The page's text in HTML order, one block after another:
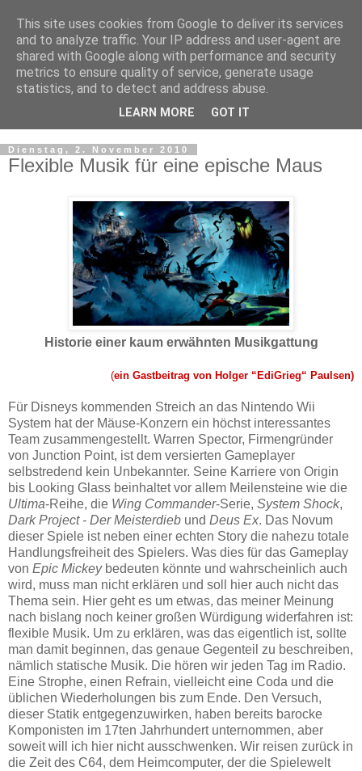
Dienstag, 2. November 2010
Flexible Musik für eine epische Maus
Historie einer kaum erwähnten Musikgattung
(ein Gastbeitrag von Holger “EdiGrieg“ Paulsen)
Für Disneys kommenden Streich an das Nintendo Wii
System hat der Mäuse-Konzern ein höchst interessantes
Team zusammengestellt. Warren Spector, Firmengründer
von Junction Point, ist dem versierten Gameplayer
selbstredend kein Unbekannter. Seine Karriere von Origin
bis Looking Glass beinhaltet vor allem Meilensteine wie die
Ultima-Reihe, die Wing Commander-Serie, System Shock,
Dark Project - Der Meisterdieb und Deus Ex. Das Novum
dieser Spiele ist neben einer echten Story die nahezu totale
Handlungsfreiheit des Spielers. Was dies für das Gameplay
von Epic Mickeybedeuten könnte und wahrscheinlich auch
wird, muss man nicht erklären und soll hier auch nicht das
Thema sein. Hier geht es um etwas, das meiner Meinung
nach bislang noch keiner großen Würdigung widerfahren ist:
flexible Musik. Um zu erklären, was das eigentlich ist, sollte
man damit beginnen, das genaue Gegenteil zu beschreiben,
nämlich statische Musik. Die hören wir jeden Tag im Radio.
Eine Strophe, einen Refrain, vielleicht eine Coda und die
üblichen Wiederholungen bis zum Ende. Den Versuch,
dieser Statik entgegenzuwirken, haben bereits barocke
Komponisten im 17ten Jahrhundert unternommen, aber
soweit will ich hier nicht ausschwenken. Wir reisen zurück in
die Zeit des C64, dem Heimcomputer, der die Spielewelt
This site uses cookies from Google to deliver its services
and to analyze traffic. Your IP address and user-agent are
shared with Google along with performance and security
metrics to ensure quality of service, generate usage
statistics, and to detect and address abuse.
LEARN MORE GOT IT